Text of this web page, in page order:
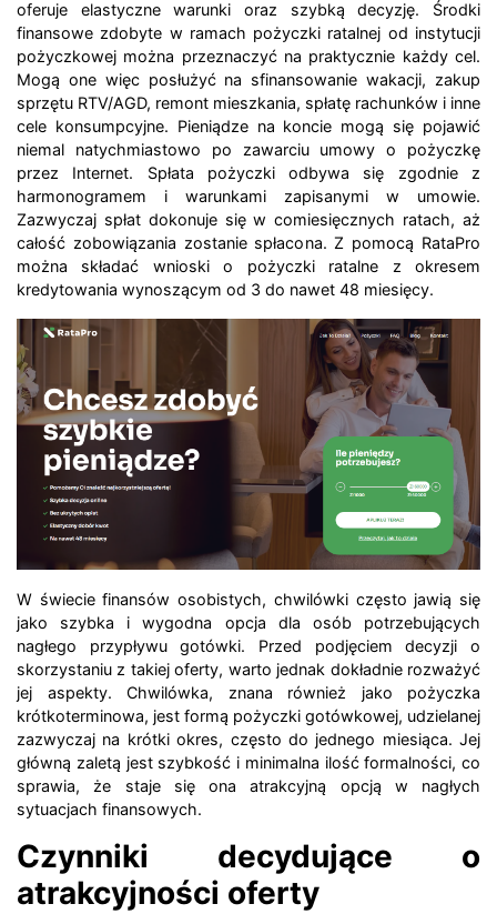
oferuje elastyczne warunki oraz szybką decyzję. Środki
finansowe zdobyte w ramach pożyczki ratalnej od instytucji
pożyczkowej można przeznaczyć na praktycznie każdy cel.
Mogą one więc posłużyć na sfinansowanie wakacji, zakup
sprzętu RTV/AGD, remont mieszkania, spłatę rachunków i inne
cele konsumpcyjne. Pieniądze na koncie mogą się pojawić
niemal natychmiastowo po zawarciu umowy o pożyczkę
przez Internet. Spłata pożyczki odbywa się zgodnie z
harmonogramem i warunkami zapisanymi w umowie.
Zazwyczaj spłat dokonuje się w comiesięcznych ratach, aż
całość zobowiązania zostanie spłacona. Z pomocą RataPro
można składać wnioski o pożyczki ratalne z okresem
kredytowania wynoszącym od 3 do nawet 48 miesięcy.
W świecie finansów osobistych, chwilówki często jawią się
jako szybka i wygodna opcja dla osób potrzebujących
nagłego przypływu gotówki. Przed podjęciem decyzji o
skorzystaniu z takiej oferty, warto jednak dokładnie rozważyć
jej aspekty. Chwilówka, znana również jako pożyczka
krótkoterminowa, jest formą pożyczki gotówkowej, udzielanej
zazwyczaj na krótki okres, często do jednego miesiąca. Jej
główną zaletą jest szybkość i minimalna ilość formalności, co
sprawia, że staje się ona atrakcyjną opcją w nagłych
sytuacjach finansowych.
Czynniki decydujące o
atrakcyjności oferty